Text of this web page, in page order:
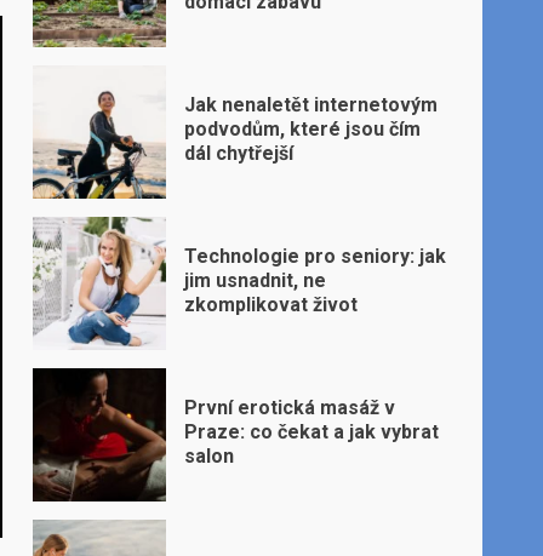
Jak nenaletět internetovým
podvodům, které jsou čím
dál chytřejší
Technologie pro seniory: jak
jim usnadnit, ne
zkomplikovat život
První erotická masáž v
Praze: co čekat a jak vybrat
salon